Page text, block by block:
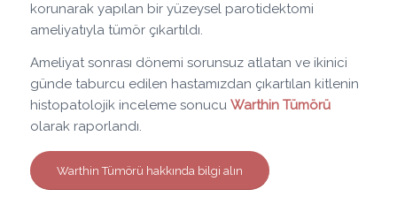
korunarak yapılan bir yüzeysel parotidektomi
ameliyatıyla tümör çıkartıldı.
Ameliyat sonrası dönemi sorunsuz atlatan ve ikinici
günde taburcu edilen hastamızdan çıkartılan kitlenin
histopatolojik inceleme sonucu Warthin Tümörü
olarak raporlandı.
Warthin Tümörü hakkında bilgi alın